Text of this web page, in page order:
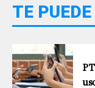
TE